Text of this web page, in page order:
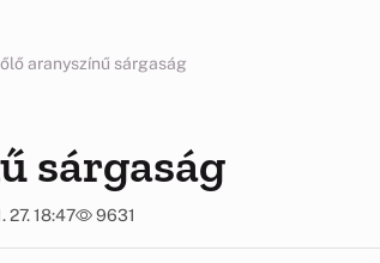
aranyszínű sárgaság
sárgaság
27. 18:47 9631